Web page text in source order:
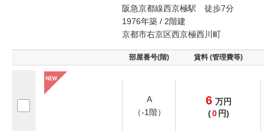
阪急京都線西京極駅 徒歩7分
1976年築 / 2階建
京都市右京区西京極西川町
部屋番号(階) 賃料 (管理費等)
A
（-1階）
6 万円
(0 円)